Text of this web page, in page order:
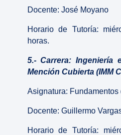
Docente: José Moyano
Horario de Tutoría:
horas.
5.- Carrera: Ingeniería
Mención Cubierta (IMM
Asignatura: Fundamentos
Docente: Guillermo
Horario de Tutoría: